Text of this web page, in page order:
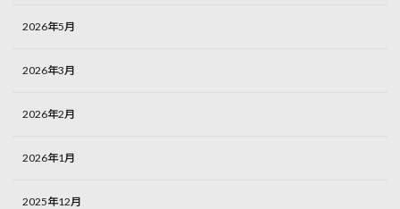
2026年5月
2026年3月
2026年2月
2026年1月
2025年12月